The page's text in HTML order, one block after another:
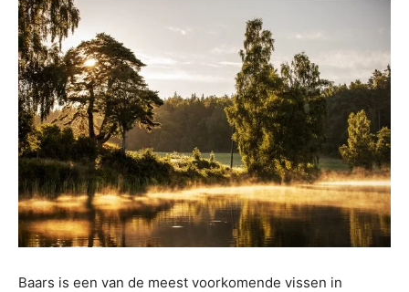
Baars is een van de meest voorkomende vissen in